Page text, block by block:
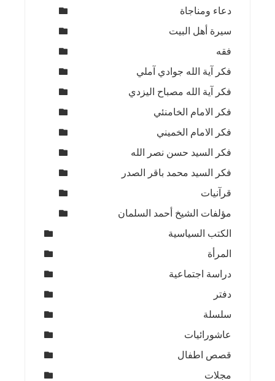
دعاء ومناجاة
سيرة أهل البيت
فقه
فكر آية الله جوادي آملي
فكر آية الله مصباح اليزدي
فكر الامام الخامنئي
فكر الامام الخميني
فكر السيد حسن نصر الله
فكر السيد محمد باقر الصدر
قرآنيات
مؤلفات الشيخ أحمد السلمان
الكتب السياسية
المرأة
دراسة اجتماعية
دفتر
سلسلة
عاشورائيات
قصص اطفال
مجلات